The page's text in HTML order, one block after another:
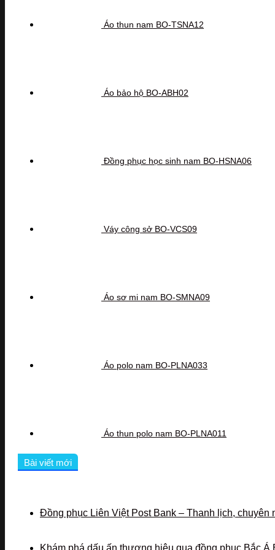
Áo thun nam BO-TSNA12
Áo bảo hộ BO-ABH02
Đồng phục học sinh nam BO-HSNA06
Váy công sở BO-VCS09
Áo sơ mi nam BO-SMNA09
Áo polo nam BO-PLNA033
Áo thun polo nam BO-PLNA011
Bài viết mới
Đồng phục Liên Việt Post Bank – Thanh lịch, chuyên
Khám phá dấu ấn thương hiệu qua đồng phục Bắc Á